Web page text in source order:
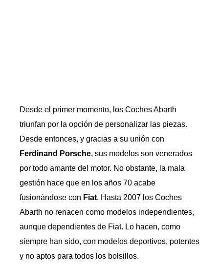
Desde el primer momento, los Coches Abarth
triunfan por la opción de personalizar las piezas.
Desde entonces, y gracias a su unión con
Ferdinand Porsche, sus modelos son venerados
por todo amante del motor. No obstante, la mala
gestión hace que en los años 70 acabe
fusionándose con Fiat. Hasta 2007 los Coches
Abarth no renacen como modelos independientes,
aunque dependientes de Fiat. Lo hacen, como
siempre han sido, con modelos deportivos, potentes
y no aptos para todos los bolsillos.